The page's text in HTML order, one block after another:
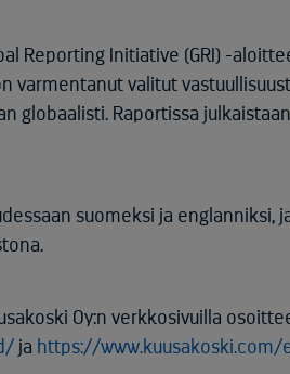
Reporting Initiative (GRI) -
varmentanut valitut
Raportissa julkaistaan
suomeksi ja englanniksi,
Oy:n verkkosivuilla
ja https://